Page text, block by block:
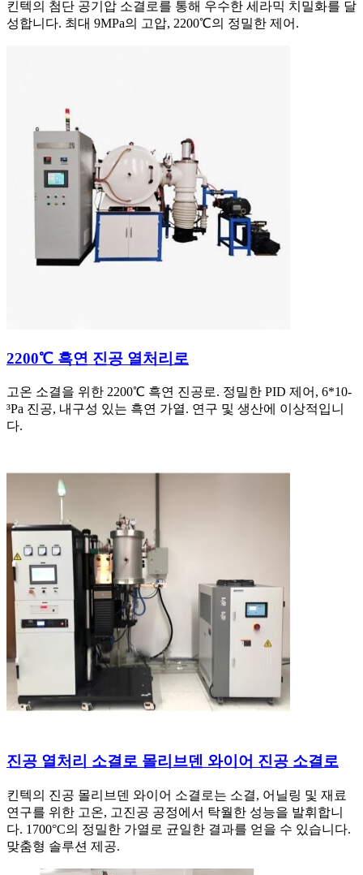
킨텍의 첨단 공기압 소결로를 통해 우수한 세라믹 치밀화를 달
성합니다. 최대 9MPa의 고압, 2200℃의 정밀한 제어.
2200℃ 흑연 진공 열처리로
고온 소결을 위한 2200℃ 흑연 진공로. 정밀한 PID 제어, 6*10-
³Pa 진공, 내구성 있는 흑연 가열. 연구 및 생산에 이상적입니
다.
진공 열처리 소결로 몰리브덴 와이어 진공 소결로
킨텍의 진공 몰리브덴 와이어 소결로는 소결, 어닐링 및 재료
연구를 위한 고온, 고진공 공정에서 탁월한 성능을 발휘합니
다. 1700°C의 정밀한 가열로 균일한 결과를 얻을 수 있습니다.
맞춤형 솔루션 제공.